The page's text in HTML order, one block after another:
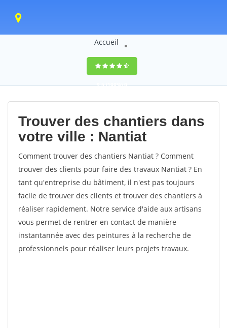
Accueil
9,5(100%)0
votes
Trouver des chantiers dans
votre ville : Nantiat
Comment trouver des chantiers Nantiat ? Comment
trouver des clients pour faire des travaux Nantiat ? En
tant qu'entreprise du bâtiment, il n'est pas toujours
facile de trouver des clients et trouver des chantiers à
réaliser rapidement. Notre service d'aide aux artisans
vous permet de rentrer en contact de manière
instantannée avec des peintures à la recherche de
professionnels pour réaliser leurs projets travaux.